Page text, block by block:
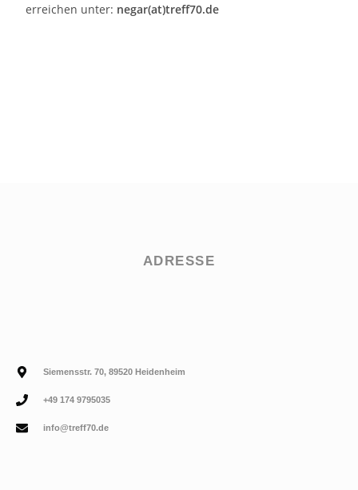
erreichen unter: negar(at)treff70.de
ADRESSE
Siemensstr. 70, 89520 Heidenheim
+49 174 9795035
info@treff70.de